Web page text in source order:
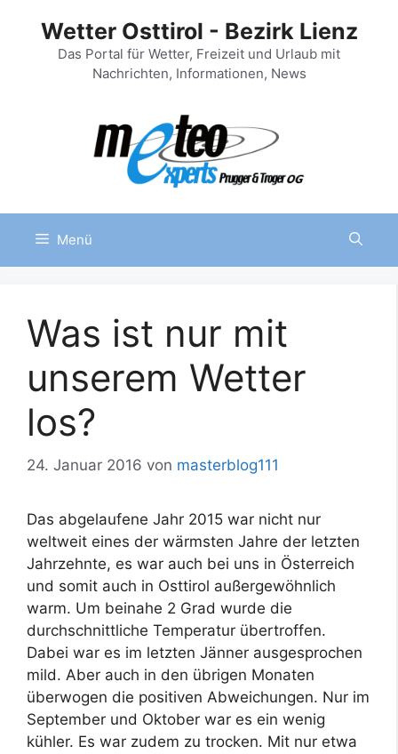
springen
Wetter Osttirol - Bezirk Lienz
Das Portal für Wetter, Freizeit und Urlaub mit
Nachrichten, Informationen, News
Menü
Was ist nur mit
unserem Wetter
los?
24. Januar 2016 von masterblog111
Das abgelaufene Jahr 2015 war nicht nur
weltweit eines der wärmsten Jahre der letzten
Jahrzehnte, es war auch bei uns in Österreich
und somit auch in Osttirol außergewöhnlich
warm. Um beinahe 2 Grad wurde die
durchschnittliche Temperatur übertroffen.
Dabei war es im letzten Jänner ausgesprochen
mild. Aber auch in den übrigen Monaten
überwogen die positiven Abweichungen. Nur im
September und Oktober war es ein wenig
kühler. Es war zudem zu trocken. Mit nur etwa